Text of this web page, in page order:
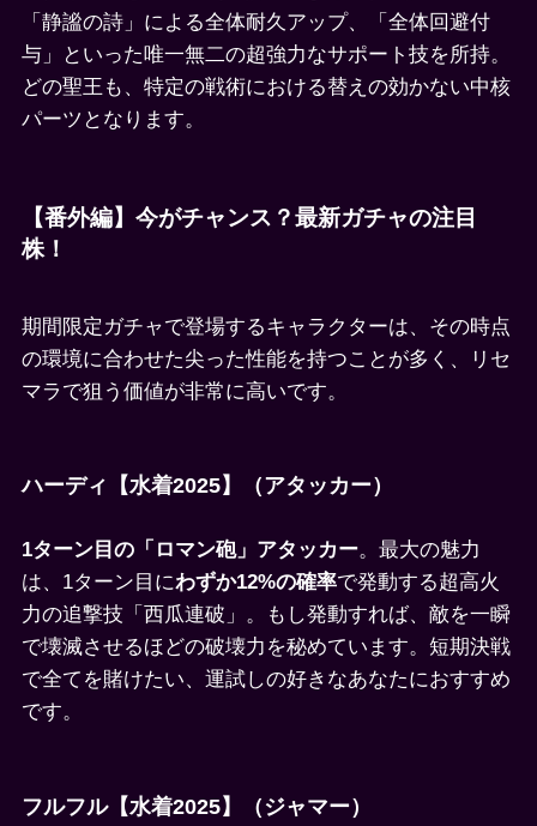
「静謐の詩」による全体耐久アップ、「全体回避付
与」といった唯一無二の超強力なサポート技を所持。
どの聖王も、特定の戦術における替えの効かない中核
パーツとなります。
【番外編】今がチャンス？最新ガチャの注目
株！
期間限定ガチャで登場するキャラクターは、その時点
の環境に合わせた尖った性能を持つことが多く、リセ
マラで狙う価値が非常に高いです。
ハーディ【水着2025】（アタッカー）
1ターン目の「ロマン砲」アタッカー。最大の魅力
は、1ターン目にわずか12%の確率で発動する超高火
力の追撃技「西瓜連破」。もし発動すれば、敵を一瞬
で壊滅させるほどの破壊力を秘めています。短期決戦
で全てを賭けたい、運試しの好きなあなたにおすすめ
です。
フルフル【水着2025】（ジャマー）